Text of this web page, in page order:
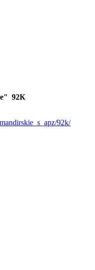
92К
92k/